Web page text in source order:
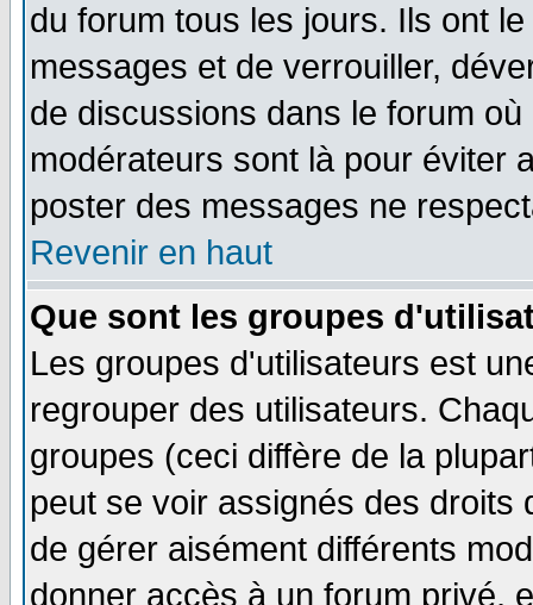
du forum tous les jours. Ils ont
messages et de verrouiller,
de discussions dans le forum
modérateurs sont là pour éviter
poster des messages ne
Revenir en haut
Que sont les groupes
Les groupes d'utilisateurs est
regrouper des utilisateurs.
groupes (ceci diffère de la
peut se voir assignés des
de gérer aisément différents
donner accès à un forum privé,